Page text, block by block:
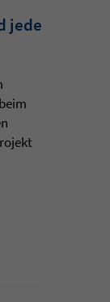
jede